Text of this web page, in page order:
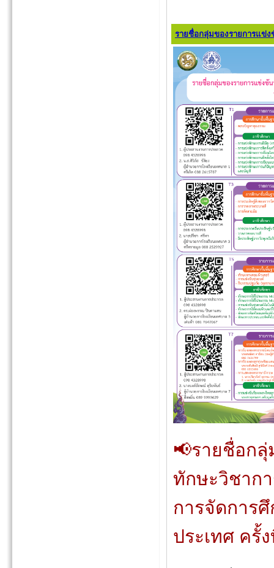
รายชื่อกลุ่มของรายการแข่
📢รายชื่อก
ทักษะวิชาก
การจัดการ
ประเทศ ครั้